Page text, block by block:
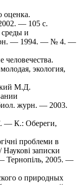
оценка.
— 105 с.
и
— 1994. — № 4. —
экология,
М.Д.
журн. — 2003.
— К.: Обереги,
проблеми в
Наукові записки
Тернопіль, 2005. —
о природных